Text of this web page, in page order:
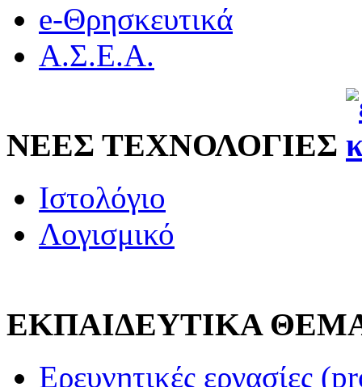
e-Θρησκευτικά
Α.Σ.Ε.Α.
ΝΕΕΣ ΤΕΧΝΟΛΟΓΙΕΣ
Ιστολόγιο
Λογισμικό
ΕΚΠΑΙΔΕΥΤΙΚΑ
Ερευνητικές εργασίες